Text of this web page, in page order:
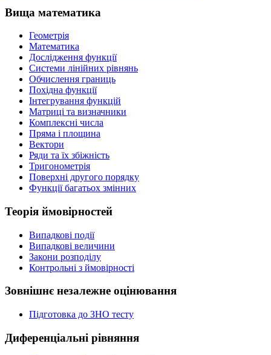
Вища математика
Геометрія
Математика
Дослідження функції
Системи лінійних рівнянь
Обчислення границь
Похідна функції
Інтегрування функцій
Матриці та визначники
Комплексні числа
Пряма і площина
Вектори
Ряди та їх збіжність
Тригонометрія
Поверхні другого порядку
Функції багатьох змінних
Теорія ймовірностей
Випадкові події
Випадкові величини
Закони розподілу
Контрольні з ймовірності
Зовнішнє незалежне оцінювання
Підготовка до ЗНО тесту
Диференціальні рівняння